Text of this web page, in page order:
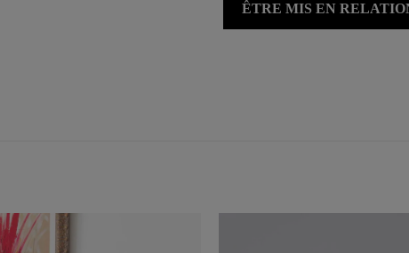
ÊTRE MIS EN